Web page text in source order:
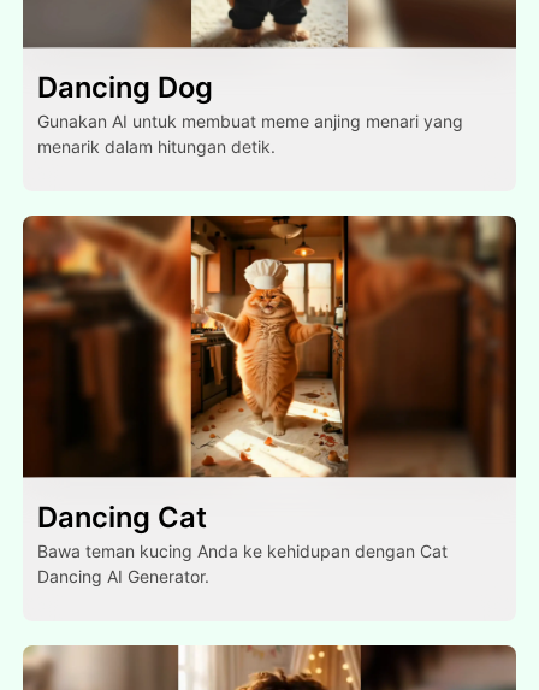
Dancing Dog
Gunakan AI untuk membuat meme anjing menari yang
menarik dalam hitungan detik.
Dancing Cat
Bawa teman kucing Anda ke kehidupan dengan Cat
Dancing AI Generator.